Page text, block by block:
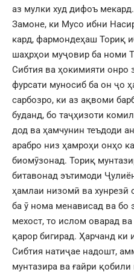
аз мулки худ дифоъ мекард.
Замоне, ки Мусо ибни
кард, фармондеҳаш Ториқ
шаҳрҳои муҷовир ба номи
Сибтия ва ҳокимияти онро
фурсати муносиб ба он ҷо
сарбозро, ки аз ақвоми
буданд, бо таҷҳизоти
дод ва ҳамчунин теъдоди
арабро низ ҳамроҳи онҳо
биомӯзонад. Ториқ
битавонад эътимоди
ҳамлаи низомӣ ва хунрезӣ
ба ӯ нома менависад ва бо
мехост, то ислом оварад
қарор бигирад. Ҳарчанд
Сибтия натиҷае надошт,
мунтазира ва ғайри